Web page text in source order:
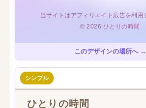
このデザインの場所へ →
シンプル